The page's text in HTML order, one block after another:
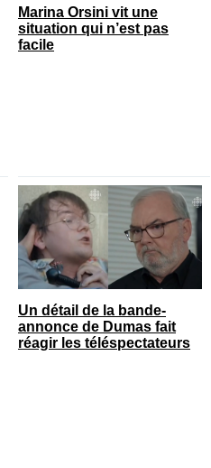
Marina Orsini vit une
situation qui n’est pas
facile
Un détail de la bande-
annonce de Dumas fait
réagir les téléspectateurs